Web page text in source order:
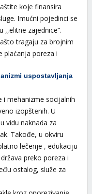
koje finansira
Imućni pojedinci se
,,elitne zajednice“.
tragaju za brojnim
plaćanja poreza i
uspostavljanja
i mehanizme socijalnih
izopštenih. U
vidu naknada za
Takođe, u okviru
lečenje , edukaciju
preko poreza i
ostalog, služe za